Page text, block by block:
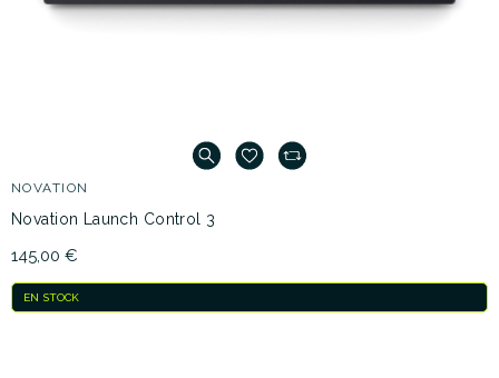
NOVATION
Novation Launch Control 3
145,00 €
EN STOCK